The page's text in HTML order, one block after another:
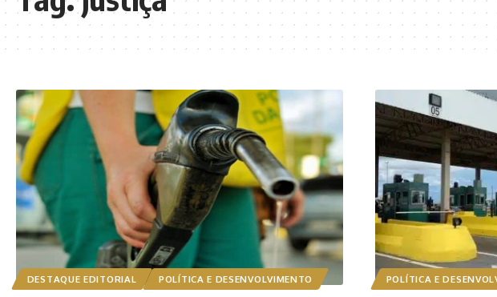
DESTAQUE EDITORIAL POLÍTICA E DESENVOLVIMENTO POLÍTICA E